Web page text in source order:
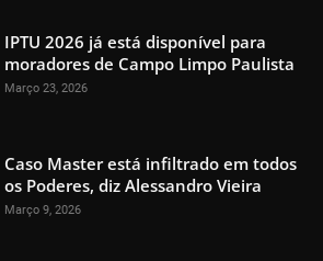
IPTU 2026 já está disponível para
moradores de Campo Limpo Paulista
Março 23, 2026
Caso Master está infiltrado em todos
os Poderes, diz Alessandro Vieira
Março 9, 2026